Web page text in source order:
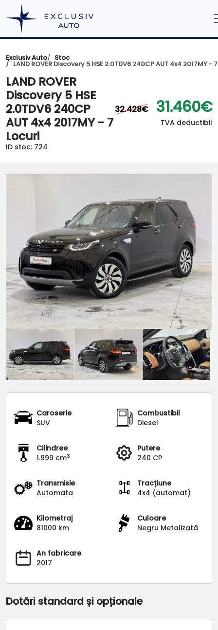
Exclusiv Auto Stoc
LAND ROVER Discovery 5 HSE 2.0TDV6 240CP AUT 4x4 2017MY -
LAND ROVER
Discovery 5 HSE
2.0TDV6 240CP
AUT 4x4 2017MY - 7
Locuri
ID stoc: 724
32.428€ 31.460€
TVA deductibil
Caroserie
SUV
Combustibil
Diesel
Cilindree
1.999 cm3
Putere
240 CP
Transmisie
Automata
Tracțiune
4x4 (automat)
Kilometraj
81000 km
Culoare
Negru Metalizată
An fabricare
2017
Dotări standard și opționale